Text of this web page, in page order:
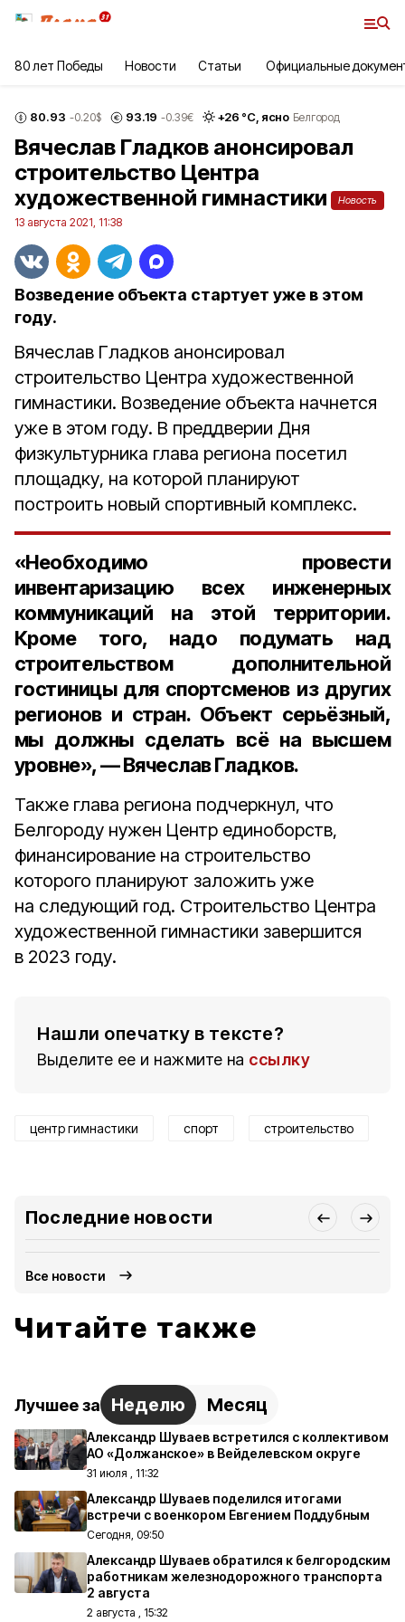
80 лет Победы Новости Статьи Официальные
80.93 -0.20$ 93.19 -0.39€ +26 °С, ясно Белгород
Вячеслав Гладков анонсировал
строительство Центра
художественной гимнастики
Новость
13 августа 2021, 11:38
Возведение объекта стартует уже в этом
году.
Вячеслав Гладков анонсировал
строительство Центра художественной
гимнастики. Возведение объекта начнется
уже в этом году. В преддверии Дня
физкультурника глава региона посетил
площадку, на которой планируют
построить новый спортивный комплекс.
«Необходимо провести
инвентаризацию всех инженерных
коммуникаций на этой территории.
Кроме того, надо подумать над
строительством дополнительной
гостиницы для спортсменов из других
регионов и стран. Объект серьёзный,
мы должны сделать всё на высшем
уровне», — Вячеслав Гладков.
Также глава региона подчеркнул, что
Белгороду нужен Центр единоборств,
финансирование на строительство
которого планируют заложить уже
на следующий год. Строительство Центра
художественной гимнастики завершится
в 2023 году.
Нашли опечатку в тексте?
Выделите ее и нажмите на ссылку
центр гимнастики спорт строительство
Последние новости
Все новости
Читайте также
Лучшее за Неделю Месяц
Александр Шуваев встретился с коллективом
АО «Должанское» в Вейделевском округе
31 июля , 11:32
Александр Шуваев поделился итогами
встречи с военкором Евгением Поддубным
Сегодня, 09:50
Александр Шуваев обратился к белгородским
работникам железнодорожного транспорта
2 августа
2 августа , 15:32